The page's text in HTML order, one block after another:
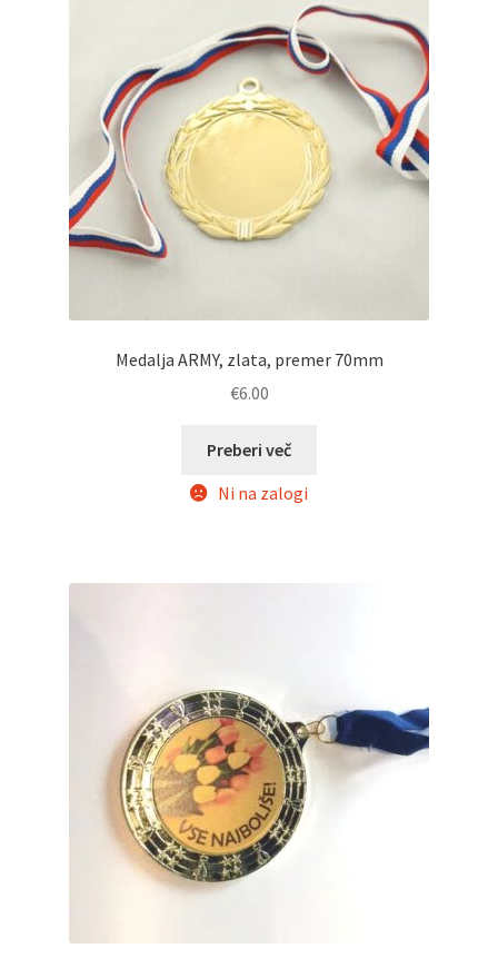
Medalja ARMY, zlata, premer 70mm
€6.00
Preberi več
Ni na zalogi